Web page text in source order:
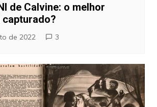
de Calvine: o melhor
de 2022 3